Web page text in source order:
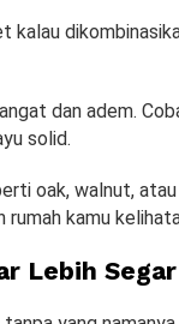
kalau
dan adem.
solid.
oak, walnut,
rumah kamu
Lebih Segar